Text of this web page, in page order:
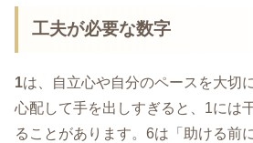
工夫が必要な数字
1は、自立心や自分のペースを大切
心配して手を出しすぎると、1には
ることがあります。6は「助ける前